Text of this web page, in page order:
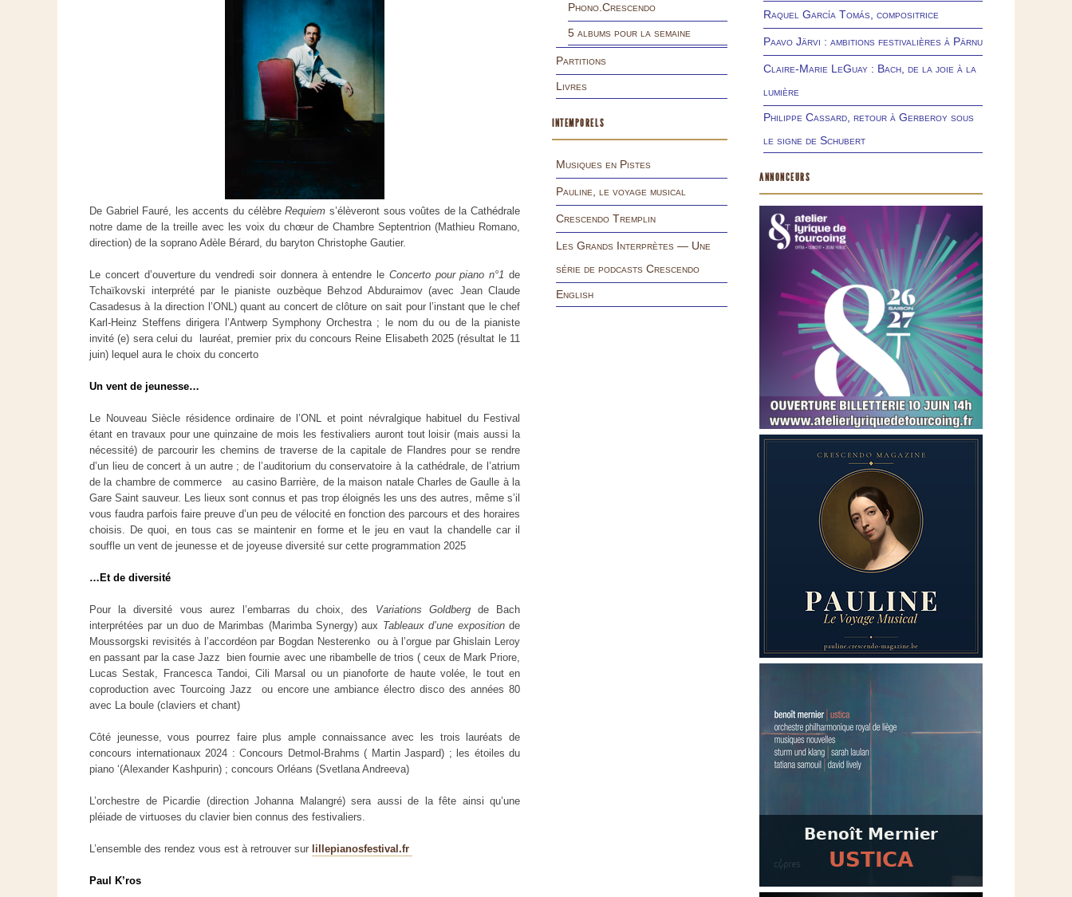
De Gabriel Fauré, les accents du célèbreRequiem s’élèveront sous voûtes de la Cathédrale
notre dame de la treille avec les voix du chœur de Chambre Septentrion (Mathieu Romano,
direction) de la soprano Adèle Bérard, du baryton Christophe Gautier.
Le concert d’ouverture du vendredi soir donnera à entendre le Concerto pour piano n°1 de
Tchaïkovski interprété par le pianiste ouzbèque Behzod Abduraimov (avec Jean Claude
Casadesus à la direction l’ONL) quant au concert de clôture on sait pour l’instant que le chef
Karl-Heinz Steffens dirigera l’Antwerp Symphony Orchestra ; le nom du ou de la pianiste
invité (e) sera celui du lauréat, premier prix du concours Reine Elisabeth 2025 (résultat le 11
juin) lequel aura le choix du concerto
Un vent de jeunesse…
Le Nouveau Siècle résidence ordinaire de l’ONL et point névralgique habituel du Festival
étant en travaux pour une quinzaine de mois les festivaliers auront tout loisir (mais aussi la
nécessité) de parcourir les chemins de traverse de la capitale de Flandres pour se rendre
d’un lieu de concert à un autre ; de l’auditorium du conservatoire à la cathédrale, de l’atrium
de la chambre de commerce au casino Barrière, de la maison natale Charles de Gaulle à la
Gare Saint sauveur. Les lieux sont connus et pas trop éloignés les uns des autres, même s’il
vous faudra parfois faire preuve d’un peu de vélocité en fonction des parcours et des horaires
choisis. De quoi, en tous cas se maintenir en forme et le jeu en vaut la chandelle car il
souffle un vent de jeunesse et de joyeuse diversité sur cette programmation 2025
…Et de diversité
Pour la diversité vous aurez l’embarras du choix, des Variations Goldberg de Bach
interprétées par un duo de Marimbas (Marimba Synergy) aux Tableaux d’une expositionde
Moussorgski revisités à l’accordéon par Bogdan Nesterenko ou à l’orgue par Ghislain Leroy
en passant par la case Jazz bien fournie avec une ribambelle de trios ( ceux de Mark Priore,
Lucas Sestak, Francesca Tandoi, Cili Marsal ou un pianoforte de haute volée, le tout en
coproduction avec Tourcoing Jazz ou encore une ambiance électro disco des années 80
avec La boule (claviers et chant)
Côté jeunesse, vous pourrez faire plus ample connaissance avec les trois lauréats de
concours internationaux 2024 : Concours Detmol-Brahms ( Martin Jaspard) ; les étoiles du
piano ‘(Alexander Kashpurin) ; concours Orléans (Svetlana Andreeva)
L’orchestre de Picardie (direction Johanna Malangré) sera aussi de la fête ainsi qu’une
pléiade de virtuoses du clavier bien connus des festivaliers.
L’ensemble des rendez vous est à retrouver sur lillepianosfestival.fr
Paul K’ros
Phono.Crescendo
5 albums pour la semaine
Partitions
Livres
INTEMPORELS
Musiques en Pistes
Pauline, le voyage musical
Crescendo Tremplin
Les Grands Interprètes — Une
série de podcasts Crescendo
English
Raquel García Tomás, compositrice
Paavo Järvi : ambitions festivalières à Pärnu
Claire-Marie LeGuay : Bach, de la joie à la
lumière
Philippe Cassard, retour à Gerberoy sous
le signe de Schubert
ANNONCEURS